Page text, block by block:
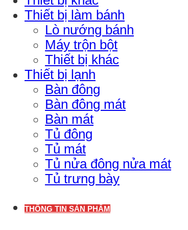
Thiết bị làm bánh
Lò nướng bánh
Máy trộn bột
Thiết bị khác
Thiết bị lạnh
Bàn đông
Bàn đông mát
Bàn mát
Tủ đông
Tủ mát
Tủ nửa đông nửa mát
Tủ trưng bày
THÔNG TIN SẢN PHẨM